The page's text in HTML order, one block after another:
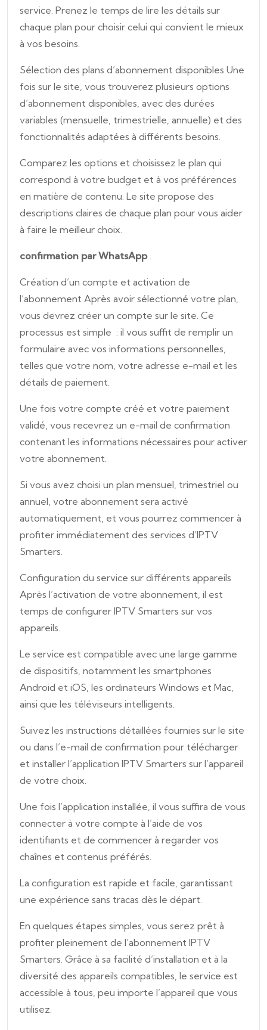
service. Prenez le temps de lire les détails sur
chaque plan pour choisir celui qui convient le mieux
à vos besoins.
Sélection des plans d’abonnement disponibles Une
fois sur le site, vous trouverez plusieurs options
d’abonnement disponibles, avec des durées
variables (mensuelle, trimestrielle, annuelle) et des
fonctionnalités adaptées à différents besoins.
Comparez les options et choisissez le plan qui
correspond à votre budget et à vos préférences
en matière de contenu. Le site propose des
descriptions claires de chaque plan pour vous aider
à faire le meilleur choix.
confirmation parWhatsApp
Création d’un compte et activation de
l’abonnement Après avoir sélectionné votre plan,
vous devrez créer un compte sur le site. Ce
processus est simple : il vous suffit de remplir un
formulaire avec vos informations personnelles,
telles que votre nom, votre adresse e-mail et les
détails de paiement.
Une fois votre compte créé et votre paiement
validé, vous recevrez un e-mail de confirmation
contenant les informations nécessaires pour activer
votre abonnement.
Si vous avez choisi un plan mensuel, trimestriel ou
annuel, votre abonnement sera activé
automatiquement, et vous pourrez commencer à
profiter immédiatement des services d’IPTV
Smarters.
Configuration du service sur différents appareils
Après l’activation de votre abonnement, il est
temps de configurer IPTV Smarters sur vos
appareils.
Le service est compatible avec une large gamme
de dispositifs, notamment les smartphones
Android et iOS, les ordinateurs Windows et Mac,
ainsi que les téléviseurs intelligents.
Suivez les instructions détaillées fournies sur le site
ou dans l’e-mail de confirmation pour télécharger
et installer l’application IPTV Smarters sur l’appareil
de votre choix.
Une fois l’application installée, il vous suffira de vous
connecter à votre compte à l’aide de vos
identifiants et de commencer à regarder vos
chaînes et contenus préférés.
La configuration est rapide et facile, garantissant
une expérience sans tracas dès le départ.
En quelques étapes simples, vous serez prêt à
profiter pleinement de l’abonnement IPTV
Smarters. Grâce à sa facilité d’installation et à la
diversité des appareils compatibles, le service est
accessible à tous, peu importe l’appareil que vous
utilisez.